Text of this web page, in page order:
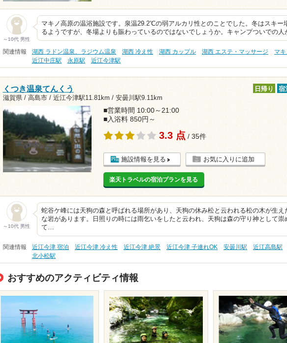
～10代 男性
マキノ高原の温浴施設です。泉温29.2℃の弱アルカリ性とのことでした。冬はスキー
るようですが、冬場よりも賑わっているのではないでしょうか。キャンプついでの
関連情報 湖西 ラドン温泉、ラジウム温泉 湖西 冷え性 湖西 カップル 湖西 エステ・マッサージ
マ
近江中庄駅
永原駅 近江今津駅
くつき温泉てんくう
滋賀県 / 高島市 / 近江今津駅11.81km / 安曇川駅9.11km
日帰り 宿
■営業時間 10:00～21:00
■入浴料 850円～
3.3 点 / 35件
施設情報を見る お気に入りに追加
楽天トラベルの宿泊プランを見る
～10代 男性
蛇谷ケ峰には天狗の森と呼ばれる場所があり、天狗の休み松と云われる松の木が生え
な岩があります。日照りの時には雨乞いをしたと云われ、天狗は森の守り神として崇
て…
関連情報 近江今津 宿泊 近江今津 冷え性 近江今津 絶景 近江今津 子連れOK 安曇川駅 近江高島駅
北小松駅
おすすめのアクティビティ情報